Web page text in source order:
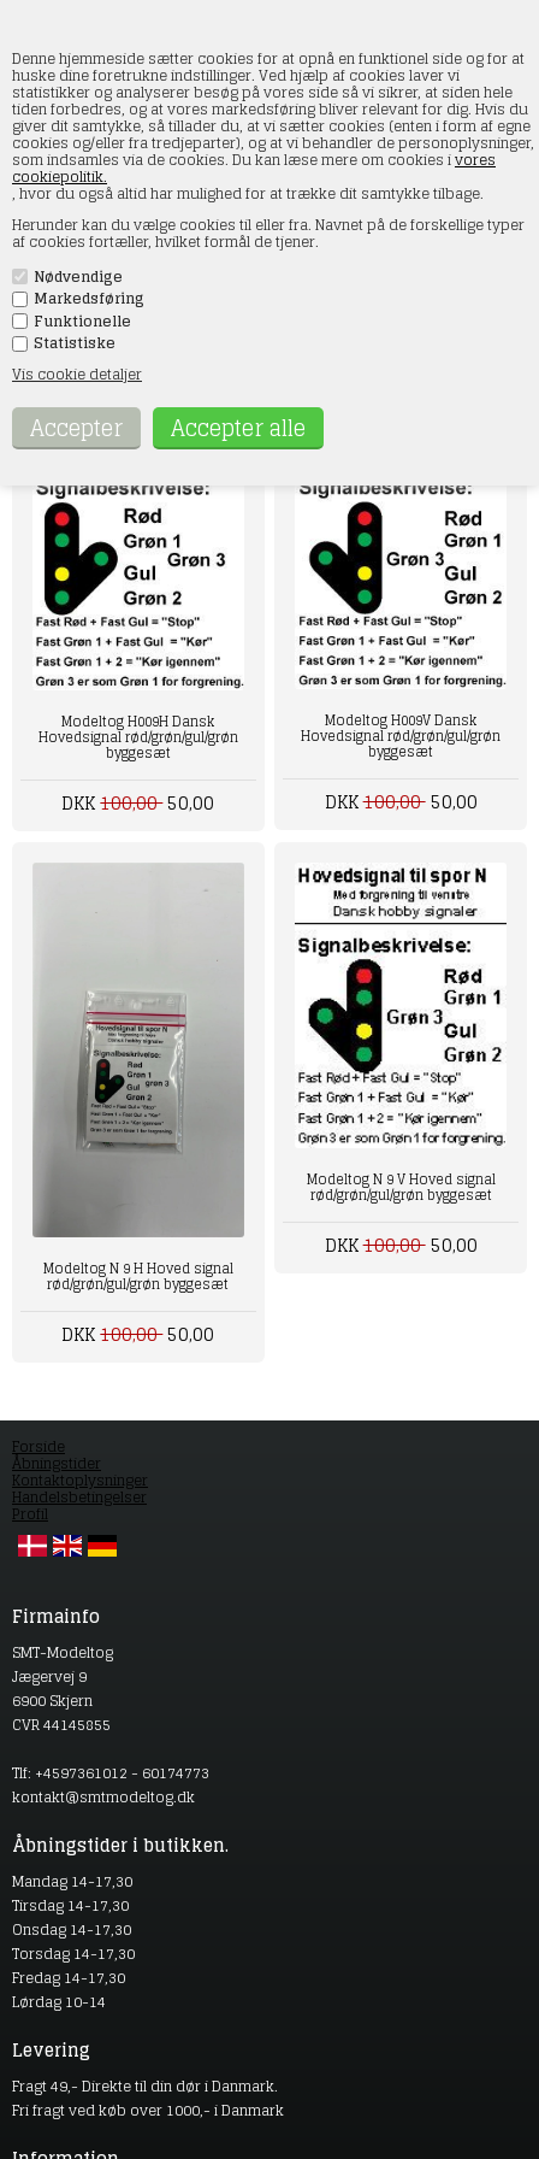
Denne hjemmeside sætter cookies for at opnå en funktionel side og for at
huske dine foretrukne indstillinger. Ved hjælp af cookies laver vi
statistikker og analyserer besøg på vores side så vi sikrer, at siden hele
tiden forbedres, og at vores markedsføring bliver relevant for dig. Hvis du
giver dit samtykke, så tillader du, at vi sætter cookies (enten i form af egne
cookies og/eller fra tredjeparter), og at vi behandler de personoplysninger,
som indsamles via de cookies. Du kan læse mere om cookies ivores
cookiepolitik.
, hvor du også altid har mulighed for at trække dit samtykke tilbage.
Herunder kan du vælge cookies til eller fra. Navnet på de forskellige typer
af cookies fortæller, hvilket formål de tjener.
Nødvendige
Markedsføring
Funktionelle
Statistiske
Vis cookie detaljer
Opdag vores omfattende udvalg af danske signaler i skala H0, perfekt til
modeljernbaneentusiaster og samlere. Vores "Danske signaler" kategori
tilbyder et bredt spektrum af usamlede signalmodeller, der nøje
efterligner de autentiske signaler, som findes på de danske jernbaner.
Disse detaljerede modeller er ideelle for at tilføje et lag af realisme til din
modeljernbane, hvilket gør din samling mere levende og historisk
korrekt.Hver model i denne kategori er designet med fokus på
nøjagtighed og kvalitet, sikrer, at du får de mest autentiske og holdbare
signaler til din modelbane. Uanset om du er nybegynder eller en erfaren
samler, vil du finde de perfekte elementer til at forbedre din
modeljernbanes autenticitet og æstetik.Gennemse vores "Danske
signaler" kategori og find alt, hvad du behøver for at bringe din
modeljernbane til liv med historisk præcise og visuelt imponerende
danske signaler. Shop nu og begynd at skabe din drømmebane med de
fineste usamlede signaler på markedet!
Modeltog H009H Dansk
Hovedsignal rød/grøn/gul/grøn
byggesæt
DKK100,0050,00
Modeltog H009V Dansk
Hovedsignal rød/grøn/gul/grøn
byggesæt
DKK100,0050,00
Modeltog N 9 H Hoved signal
rød/grøn/gul/grøn byggesæt
DKK100,0050,00
Modeltog N 9 V Hoved signal
rød/grøn/gul/grøn byggesæt
DKK100,0050,00
Forside
Åbningstider
Kontaktoplysninger
Handelsbetingelser
Profil
Firmainfo
SMT-Modeltog
Jægervej 9
6900 Skjern
CVR 44145855
Tlf: +4597361012 - 60174773
kontakt@smtmodeltog.dk
Åbningstider i butikken.
Mandag 14-17,30
Tirsdag 14-17,30
Onsdag 14-17,30
Torsdag 14-17,30
Fredag 14-17,30
Lørdag 10-14
Levering
Fragt 49,- Direkte til din dør i Danmark.
Fri fragt ved køb over 1000,- i Danmark